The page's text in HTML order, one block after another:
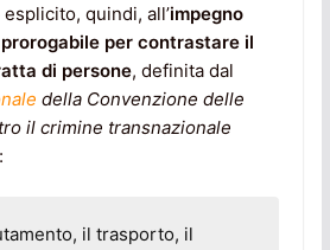
quindi, all’impegno
per contrastare il
di persone, definita dal
della Convenzione delle
il crimine transnazionale
il trasporto, il